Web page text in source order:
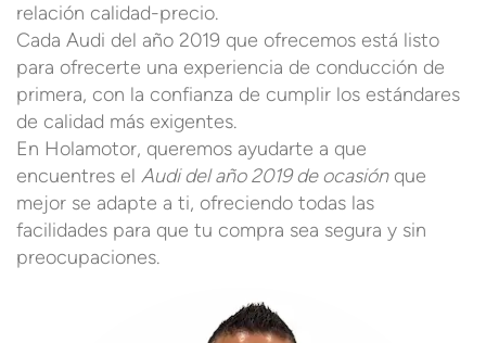
relación calidad-precio.
Cada Audi del año 2019 que ofrecemos está listo
para ofrecerte una experiencia de conducción de
primera, con la confianza de cumplir los estándares
de calidad más exigentes.
En Holamotor, queremos ayudarte a que
encuentres el Audi del año 2019 de ocasiónque
mejor se adapte a ti, ofreciendo todas las
facilidades para que tu compra sea segura y sin
preocupaciones.